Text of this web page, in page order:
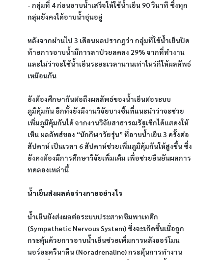
- กลุ่มที่ 4 ก่อนอาบน้ำเสร็จให้ใช้น้ำเย็น 90 วินาที ซึ่งทุก
กลุ่มยังคงได้อาบน้ำอุ่นอยู่
หลังจากผ่านไป 3 เดือนผลปรากฎว่า กลุ่มที่ใช้น้ำเย็นปิด
ท้ายการอาบน้ำมีการลาป่วยลดลง 29% จากที่ทำงาน
และไม่ว่าจะใช้น้ำเย็นระยะเวลานานเท่าไหร่ก็ให้ผลลัพธ์
เหมือนกัน
ยังต้องศึกษากันต่อถึงผลลัพธ์ของน้ำเย็นต่อระบบ
ภูมิคุ้มกัน อีกทั้งยังมีงานวิจัยบางชิ้นที่แนะนำว่าจะช่วย
เพิ่มภูมิคุ้มกันได้ จากงานวิจัยสาธารณรัฐเช็กได้แสดงให้
เห็น ผลลัพธ์ของ “นักกีฬาวัยรุ่น” ที่อาบน้ำเย็น 3 ครั้งต่อ
สัปดาห์ เป็นเวลา 6 สัปดาห์ช่วยเพิ่มภูมิคุ้มกันให้สูงขึ้น ซึ่ง
ยังคงต้องมีการศึกษาวิจัยเพิ่มเติม เพื่อช่วยยืนยันผลการ
ทดลองเหล่านี้
น้ำเย็นส่งผลต่อร่างกายอย่างไร
น้ำเย็นยังส่งผลต่อระบบประสาทซิมพาเทติก
(Sympathetic Nervous System) ซึ่งจะเกิดขึ้นเมื่อถูก
กระตุ้นด้วยการอาบน้ำเย็นช่วยเพิ่มการหลังฮอร์โมน
นอร์อะดรีนาลีน (Noradrenaline) กระตุ้นการทำงาน